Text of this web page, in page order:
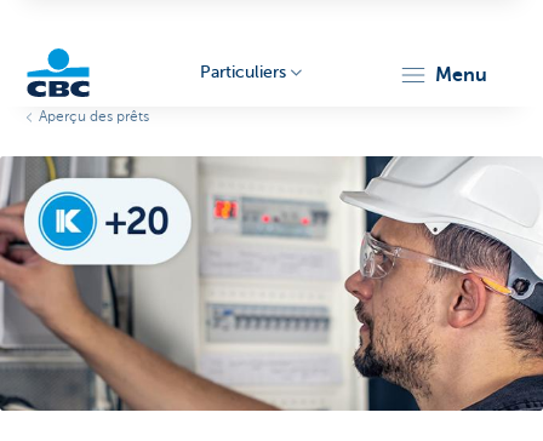
Particuliers menu
Aperçu des prêts